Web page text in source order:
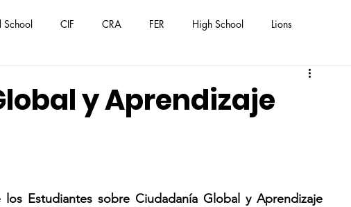
School CIF CRA FER High School Lions
Student Achievements
y Aprendizaje
los Estudiantes sobre Ciudadanía Global y Aprendizaje